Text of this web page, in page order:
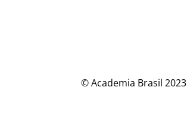
© Academia Brasil 2023